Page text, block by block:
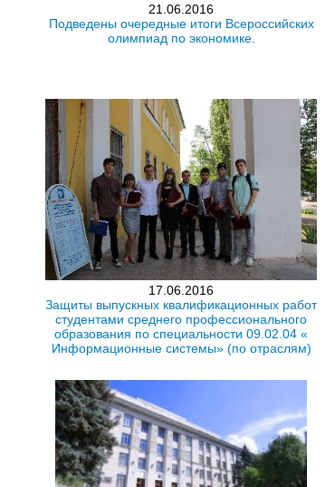
21.06.2016
Подведены очередные итоги Всероссийских
олимпиад по экономике.
17.06.2016
Защиты выпускных квалификационных работ
студентами среднего профессионального
образования по специальности 09.02.04 «
Информационные системы» (по отраслям)